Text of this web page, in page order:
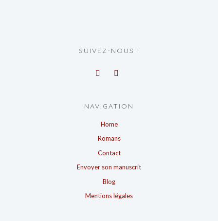
SUIVEZ-NOUS !
NAVIGATION
Home
Romans
Contact
Envoyer son manuscrit
Blog
Mentions légales